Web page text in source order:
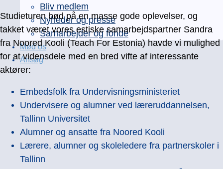
Bliv medlem
Nyheder og presse
Samarbejder og fonde
Mød os
Ansøg
Studieturen bød på en masse gode oplevelser, og
takket været vores estiske samarbejdspartner Sandra
fra Noored Kooli (Teach For Estonia) havde vi mulighed
for at vidensdele med en bred vifte af interessante
aktører:
Embedsfolk fra Undervisningsministeriet
Undervisere og alumner ved læreruddannelsen,
Tallinn Universitet
Alumner og ansatte fra Noored Kooli
Lærere, alumner og skoleledere fra partnerskoler i
Tallinn